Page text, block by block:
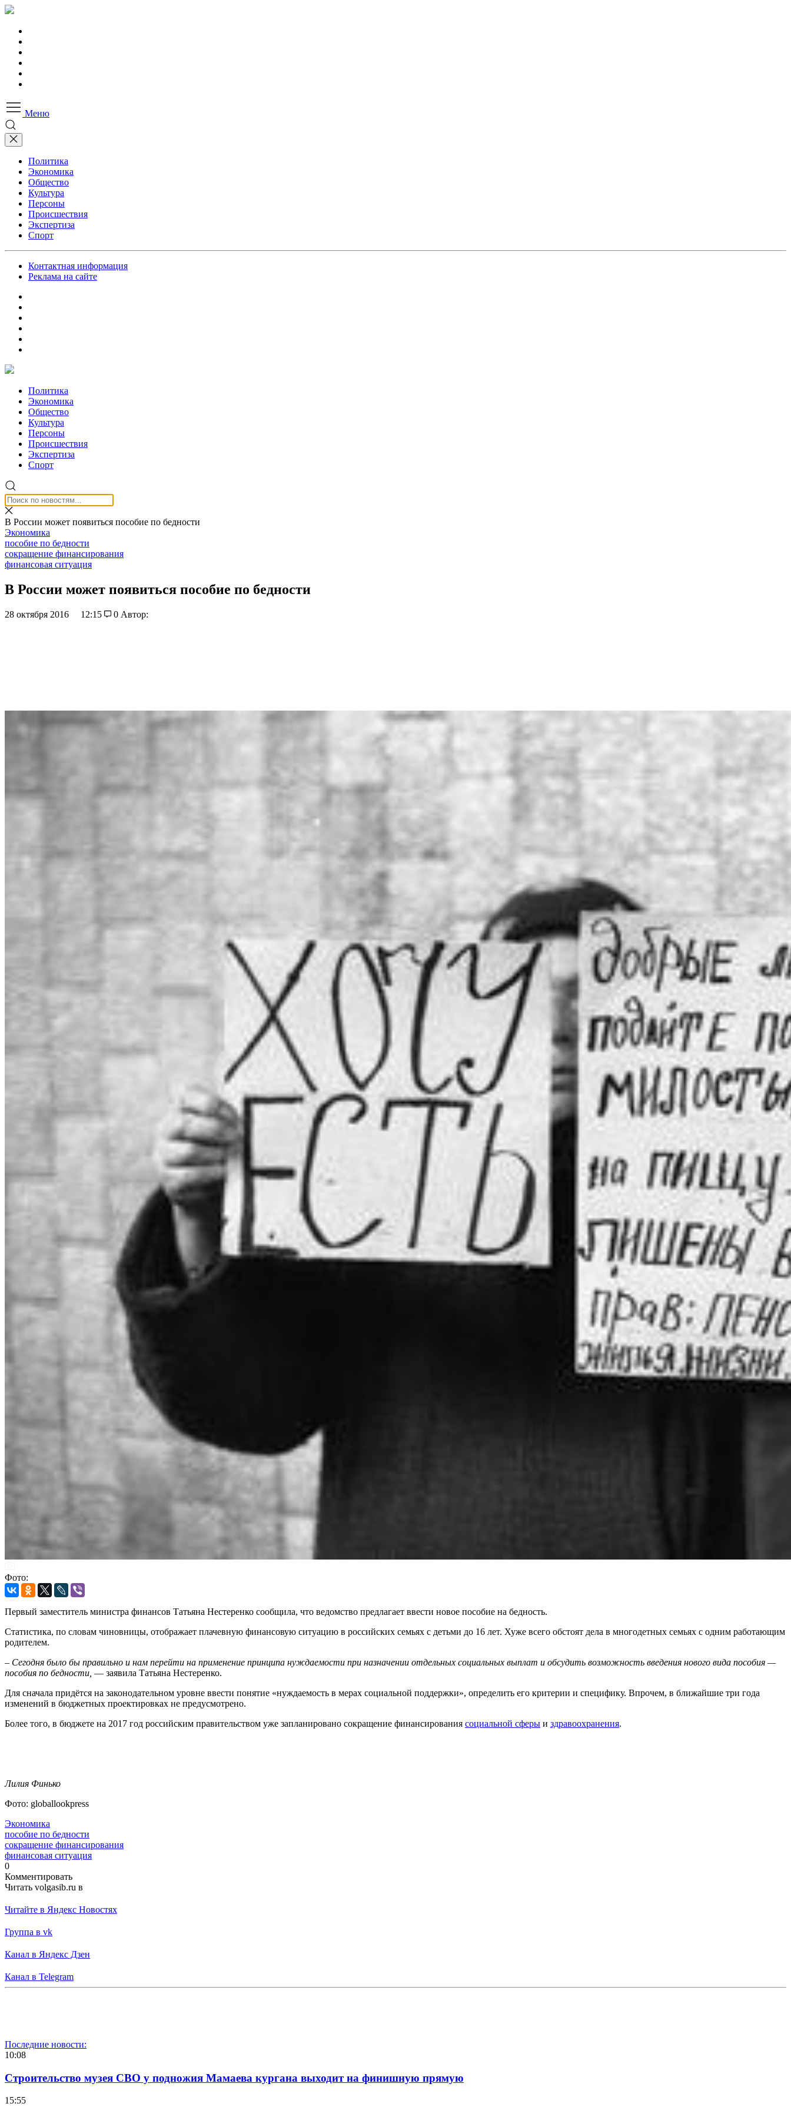
Меню
Политика
Экономика
Общество
Культура
Персоны
Происшествия
Экспертиза
Спорт
Контактная информация
Реклама на сайте
Политика
Экономика
Общество
Культура
Персоны
Происшествия
Экспертиза
Спорт
В России может появиться пособие по бедности
Экономика
пособие по бедности
сокращение финансирования
финансовая ситуация
В России может появиться пособие по бедности
28 октября 2016 12:15 0 Автор:
Фото:
Первый заместитель министра финансов Татьяна Нестеренко сообщила, что ведомство предлагает ввести новое пособие на бедность.
Статистика, по словам чиновницы, отображает плачевную финансовую ситуацию в российских семьях с детьми до 16 лет. Хуже всего обстоят дела в многодетных семьях с одним работающим
родителем.
– Сегодня было бы правильно и нам перейти на применение принципа нуждаемости при назначении отдельных социальных выплат и обсудить возможность введения нового вида пособия —
пособия по бедности, — заявила Татьяна Нестеренко.
Для сначала придётся на законодательном уровне ввести понятие «нуждаемость в мерах социальной поддержки», определить его критерии и специфику. Впрочем, в ближайшие три года
изменений в бюджетных проектировках не предусмотрено.
Более того, в бюджете на 2017 год российским правительством уже запланировано сокращение финансирования социальной сферы и здравоохранения.
Лилия Финько
Фото: globallookpress
Экономика
пособие по бедности
сокращение финансирования
финансовая ситуация
0
Комментировать
Читать volgasib.ru в
Читайте в Яндекс Новостях
Группа в vk
Канал в Яндекс Дзен
Канал в Telegram
Последние новости:
10:08
Строительство музея СВО у подножия Мамаева кургана выходит на финишную прямую
15:55